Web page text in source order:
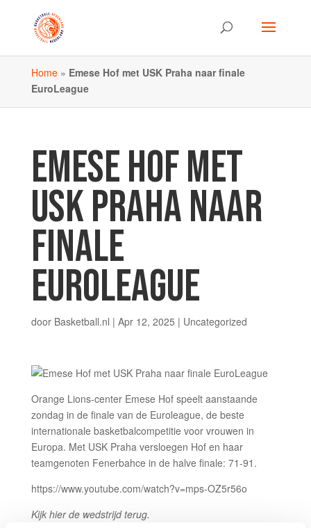
Home» Emese Hof met USK Praha naar finale
EuroLeague
EMESE HOF MET
USK PRAHA NAAR
FINALE
EUROLEAGUE
door Basketball.nl | Apr 12, 2025 | Uncategorized
Orange Lions-center Emese Hof speelt aanstaande
zondag in de finale van de Euroleague, de beste
internationale basketbalcompetitie voor vrouwen in
Europa. Met USK Praha versloegen Hof en haar
teamgenoten Fenerbahce in de halve finale: 71-91.
https://www.youtube.com/watch?v=mps-OZ5r56o
Kijk hier de wedstrijd terug.